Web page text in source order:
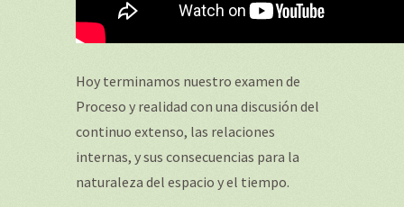
Hoy terminamos nuestro examen de
Proceso y realidad con una discusión del
continuo extenso, las relaciones
internas, y sus consecuencias para la
naturaleza del espacio y el tiempo.